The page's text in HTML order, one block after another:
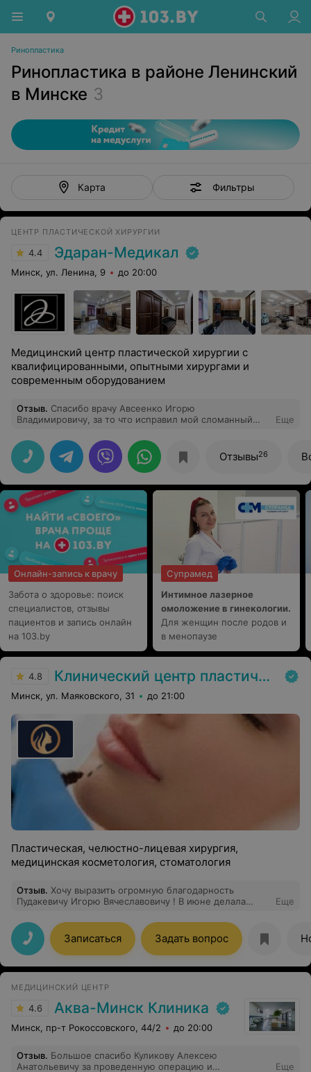
Ринопластика
Ринопластика в районе Ленинский
в Минске 3
Карта Фильтры
ЦЕНТР ПЛАСТИЧЕСКОЙ ХИРУРГИИ
4.4 Эдаран-Медикал
Минск, ул. Ленина, 9 до 20:00
Медицинский центр пластической хирургии с
квалифицированными, опытными хирургами и
современным оборудованием
Отзыв. Спасибо врачу Авсеенко Игорю
Владимировичу, за то что исправил мой сломанный
Еще
Отзывы26
Онлайн-запись к врачу
Забота о здоровье: поиск
специалистов, отзывы
пациентов и запись онлайн
на 103.by
Супрамед
Интимное лазерное
омоложение в гинекологии.
Для женщин после родов и
в менопаузе
4.8 Клинический центр пластической хирургии и медицинской косметологии
Минск, ул. Маяковского, 31 до 21:00
Пластическая, челюстно-лицевая хирургия,
медицинская косметология, стоматология
Отзыв. Хочу выразить огромную благодарность
Пудакевичу Игорю Вячеславовичу ! В июне делала
прошла замечательно , Игорь Вячеславович
профессионал своего дела , очень чуткий,
внимательный и талантливый специалист! Теперь мой
замечательный носик радует меня каждый день !
Огромное спасибо, за проделанную работу
Еще
Записаться Задать вопрос
МЕДИЦИНСКИЙ ЦЕНТР
4.6 Аква-Минск Клиника
Минск, пр-т Рокоссовского, 44/2 до 20:00
Отзыв. Большое спасибо Куликову Алексею
Анатольевичу за проведенную операцию и
Еще